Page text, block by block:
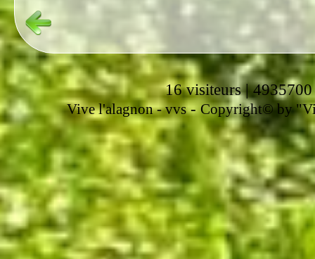
16 visiteurs | 4935700
Vive l'alagnon -vvs- Copyright© by